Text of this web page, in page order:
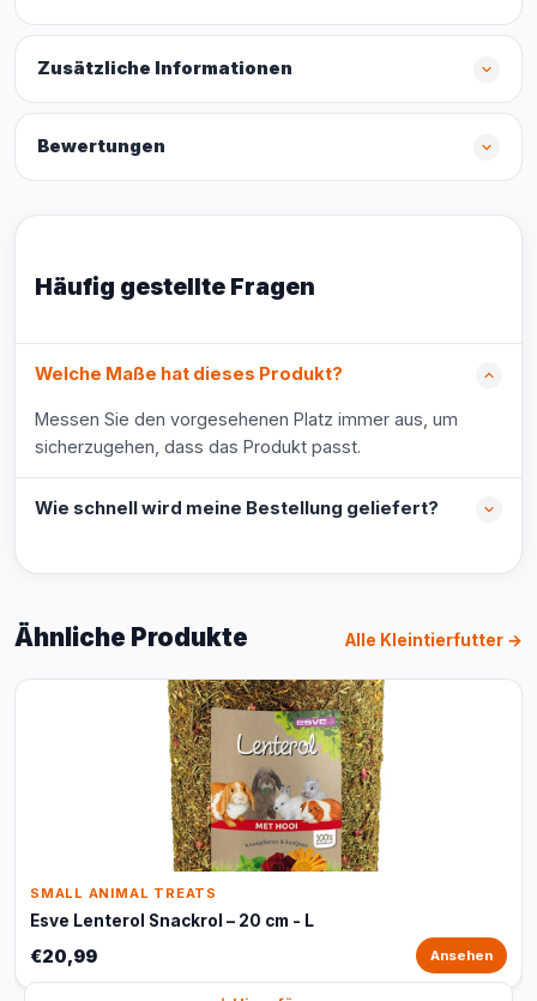
Zusätzliche Informationen
Bewertungen
Häufig gestellte Fragen
Welche Maße hat dieses Produkt?
Messen Sie den vorgesehenen Platz immer aus, um
sicherzugehen, dass das Produkt passt.
Wie schnell wird meine Bestellung geliefert?
Ähnliche Produkte Alle Kleintierfutter →
SMALL ANIMAL TREATS
Esve Lenterol Snackrol – 20 cm - L
€20,99 Ansehen